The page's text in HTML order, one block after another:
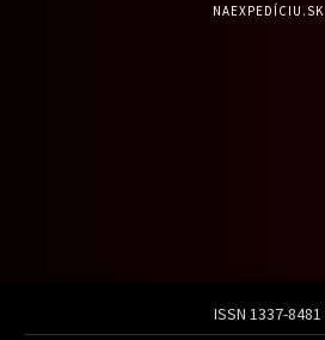
NAEXPEDÍCIU.SK
ISSN 1337-8481